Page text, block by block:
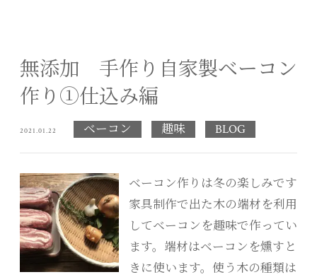
無添加 手作り自家製ベーコン
作り①仕込み編
2021.01.22 ベーコン 趣味 BLOG
ベーコン作りは冬の楽しみです
家具制作で出た木の端材を利用
してベーコンを趣味で作ってい
ます。端材はベーコンを燻すと
きに使います。使う木の種類は